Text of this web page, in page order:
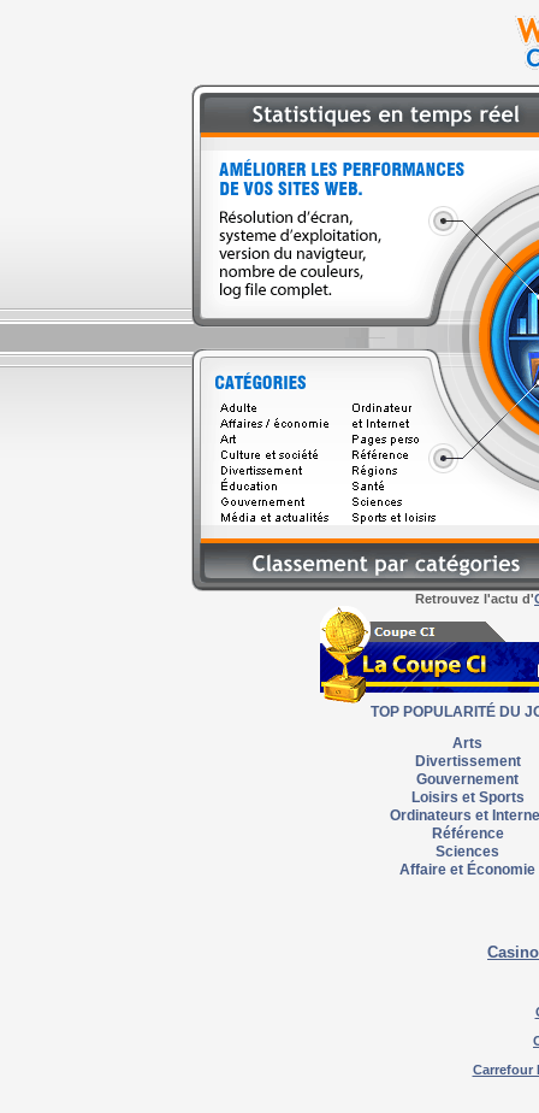
Retrouvez l'actu d'
TOP POPULARITÉ DU
Arts
Divertissement
Gouvernement
Loisirs et Sports
Ordinateurs et
Référence
Sciences
Affaire et Économie
Carrefour